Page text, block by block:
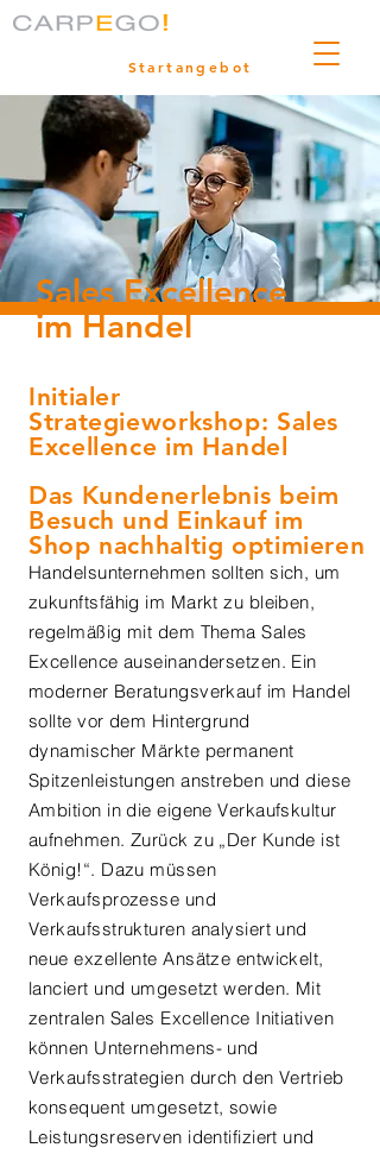
Startangebot
Sales Excellence
im Handel
Initialer
Strategieworkshop: Sales
Excellence im Handel
Das Kundenerlebnis beim
Besuch und Einkauf im
Shop nachhaltig optimieren
Handelsunternehmen sollten sich, um
zukunftsfähig im Markt zu bleiben,
regelmäßig mit dem Thema Sales
Excellence auseinandersetzen. Ein
moderner Beratungsverkauf im Handel
sollte vor dem Hintergrund
dynamischer Märkte permanent
Spitzenleistungen anstreben und diese
Ambition in die eigene Verkaufskultur
aufnehmen. Zurück zu „Der Kunde ist
König!“. Dazu müssen
Verkaufsprozesse und
Verkaufsstrukturen analysiert und
neue exzellente Ansätze entwickelt,
lanciert und umgesetzt werden. Mit
zentralen Sales Excellence Initiativen
können Unternehmens- und
Verkaufsstrategien durch den Vertrieb
konsequent umgesetzt, sowie
Leistungsreserven identifiziert und